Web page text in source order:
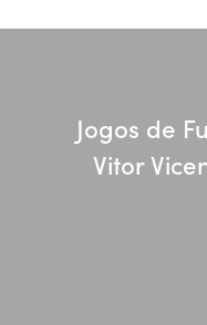
Jogos de
Vitor